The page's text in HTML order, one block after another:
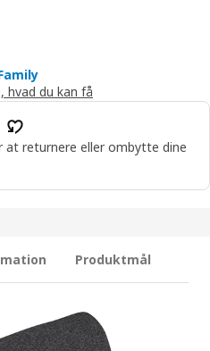
hvad du kan få
at returnere eller ombytte dine
Produktmål